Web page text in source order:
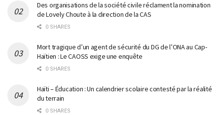
Des organisations de la société civile réclament la nomination
de Lovely Choute à la direction de la CAS
0 SHARES
Mort tragique d’un agent de sécurité du DG de l’ONA au Cap-
Haïtien : Le CAOSS exige une enquête
0 SHARES
Haïti – Éducation : Un calendrier scolaire contesté par la réalité
du terrain
0 SHARES